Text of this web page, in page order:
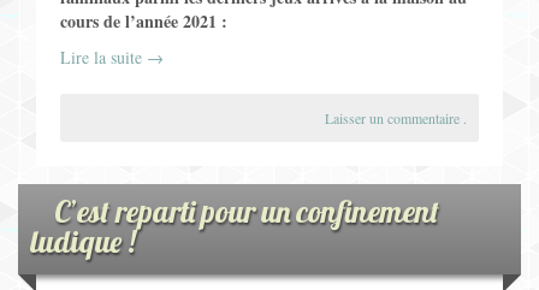
cours de l’année 2021 :
Lire la suite →
Laisser un commentaire
C’est reparti pour un confinement
ludique !